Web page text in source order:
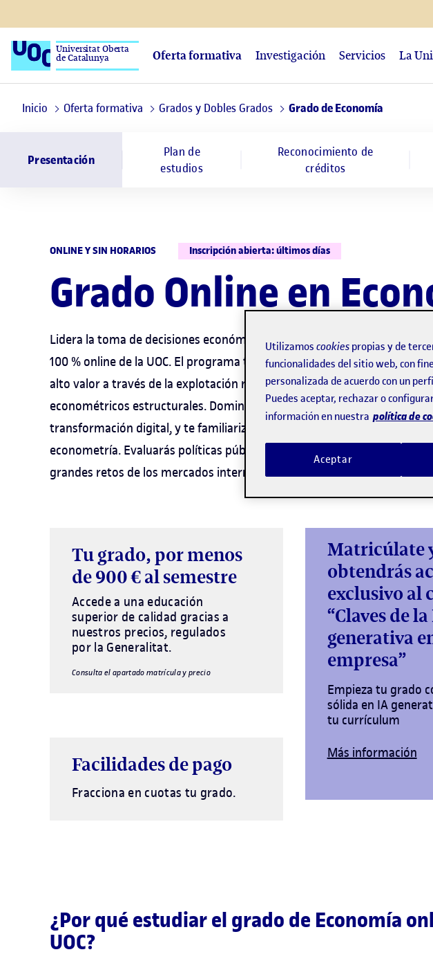
Universitat Oberta
de Catalunya Oferta formativa Investigación Servicios La
Inicio Oferta formativa Grados y Dobles Grados Grado de Economía
Presentación
Plan de
estudios
Reconocimiento de
créditos
ONLINE Y SIN HORARIOS Inscripción abierta: últimos días
Grado Online en
Lidera la toma de decisiones económicas y financieras con el grado de
100 % online de la UOC. El programa te capacita para generar
alto valor a través de la explotación rigurosa de datos y la aplicación
econométricos estructurales. Dominarás el análisis cuantitativo, la
transformación digital, y te familiarizarás con áreas de conocimiento
econometría. Evaluarás políticas públicas estratégicas para aportar
grandes retos de los mercados internacionales.
Tu grado, por menos
de 900 € al semestre
Accede a una educación
superior de calidad gracias a
nuestros precios, regulados
por la Generalitat.
Consulta el apartado matrícula y precio
Facilidades de pago
Fracciona en cuotas tu grado.
Matricúlate
obtendrás
exclusivo al
“Claves de
generativa
empresa”
Empieza tu grado
sólida en IA
tu currículum
Más información
¿Por qué estudiar el grado de Economía
UOC?
Utilizamos cookies propias y de
funcionalidades del sitio web, con
personalizada de acuerdo con un
Puedes aceptar, rechazar o
información en nuestra política de
Aceptar